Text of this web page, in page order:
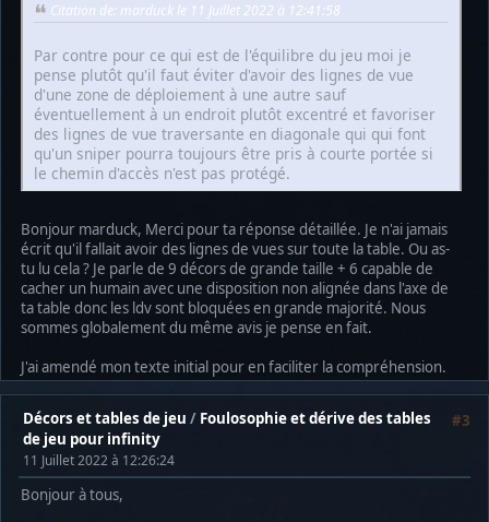
Citation de: marduck le 11 Juillet 2022 à 12:41:58
Par contre pour ce qui est de l'équilibre du jeu moi je
pense plutôt qu'il faut éviter d'avoir des lignes de vue
d'une zone de déploiement à une autre sauf
éventuellement à un endroit plutôt excentré et favoriser
des lignes de vue traversante en diagonale qui qui font
qu'un sniper pourra toujours être pris à courte portée si
le chemin d'accès n'est pas protégé.
Bonjour marduck, Merci pour ta réponse détaillée. Je n'ai jamais
écrit qu'il fallait avoir des lignes de vues sur toute la table. Ou as-
tu lu cela ? Je parle de 9 décors de grande taille + 6 capable de
cacher un humain avec une disposition non alignée dans l'axe de
ta table donc les ldv sont bloquées en grande majorité. Nous
sommes globalement du même avis je pense en fait.
J'ai amendé mon texte initial pour en faciliter la compréhension.
#3
Décors et tables de jeu / Foulosophie et dérive des tables
de jeu pour infinity
11 Juillet 2022 à 12:26:24
Bonjour à tous,